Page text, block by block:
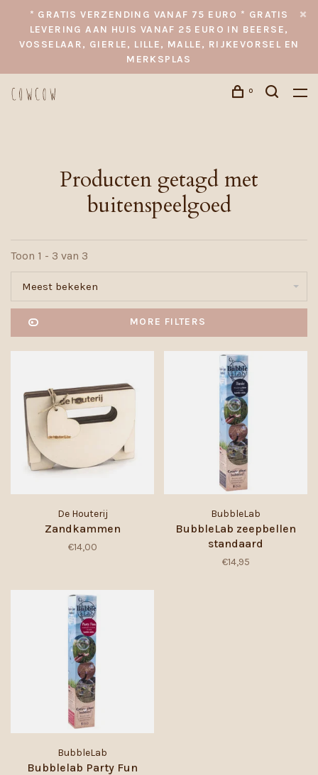
* GRATIS VERZENDING VANAF 75 EURO * GRATIS
LEVERING AAN HUIS VANAF 25 EURO IN BEERSE,
VOSSELAAR, GIERLE, LILLE, MALLE, RIJKEVORSEL EN
MERKSPLAS
0
Producten getagd met
buitenspeelgoed
Toon 1 - 3 van 3
Meest bekeken
MORE FILTERS
De Houterij
Zandkammen
€14,00
BubbleLab
BubbleLab zeepbellen
standaard
€14,95
BubbleLab
Bubblelab Party Fun